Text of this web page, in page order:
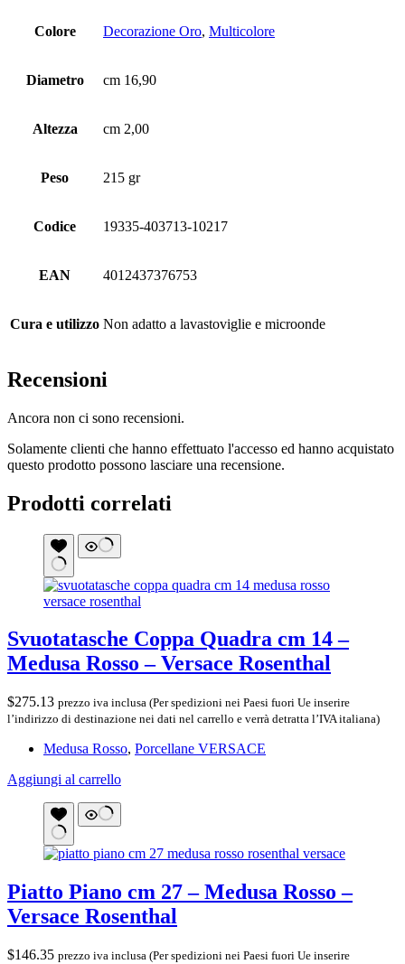
Colore Decorazione Oro, Multicolore
Diametro cm 16,90
Altezza cm 2,00
Peso 215 gr
Codice 19335-403713-10217
EAN 4012437376753
Cura e utilizzo Non adatto a lavastoviglie e microonde
Recensioni
Ancora non ci sono recensioni.
Solamente clienti che hanno effettuato l'accesso ed hanno acquistato
questo prodotto possono lasciare una recensione.
Prodotti correlati
Svuotatasche Coppa Quadra cm 14 –
Medusa Rosso – Versace Rosenthal
$275.13 prezzo iva inclusa (Per spedizioni nei Paesi fuori Ue inserire
l’indirizzo di destinazione nei dati nel carrello e verrà detratta l’IVA italiana)
Medusa Rosso, Porcellane VERSACE
Aggiungi al carrello
Piatto Piano cm 27 – Medusa Rosso –
Versace Rosenthal
$146.35 prezzo iva inclusa (Per spedizioni nei Paesi fuori Ue inserire